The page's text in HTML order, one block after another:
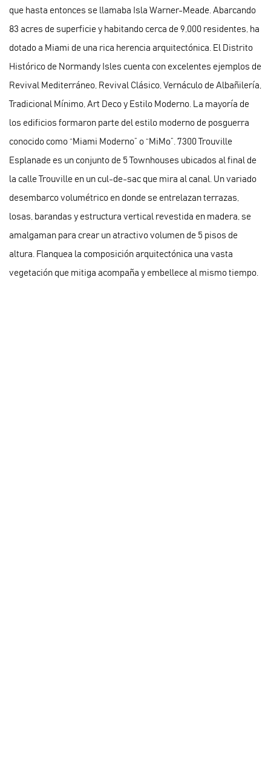
que hasta entonces se llamaba Isla Warner-Meade. Abarcando
83 acres de superficie y habitando cerca de 9,000 residentes, ha
dotado a Miami de una rica herencia arquitectónica. El Distrito
Histórico de Normandy Isles cuenta con excelentes ejemplos de
Revival Mediterráneo, Revival Clásico, Vernáculo de Albañilería,
Tradicional Mínimo, Art Deco y Estilo Moderno. La mayoría de
los edificios formaron parte del estilo moderno de posguerra
conocido como “Miami Moderno” o “MiMo”. 7300 Trouville
Esplanade es un conjunto de 5 Townhouses ubicados al final de
la calle Trouville en un cul-de-sac que mira al canal. Un variado
desembarco volumétrico en donde se entrelazan terrazas,
losas, barandas y estructura vertical revestida en madera, se
amalgaman para crear un atractivo volumen de 5 pisos de
altura. Flanquea la composición arquitectónica una vasta
vegetación que mitiga acompaña y embellece al mismo tiempo.